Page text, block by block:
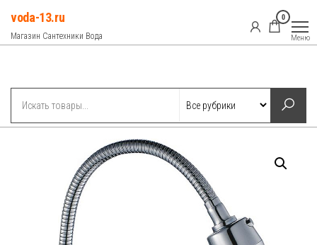
Перейти
содержимому
voda-13.ru
Магазин Сантехники Вода
0
Меню